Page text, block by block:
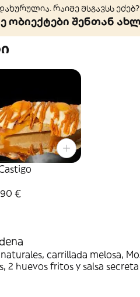
რაიმე მსგავსს ეძებ?
ობიექტები შენთან
€
carrillada melosa,
2 huevos fritos y salsa secreta